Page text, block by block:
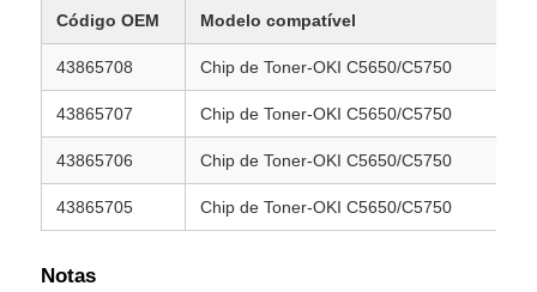
Fale Conosco
notícias
Todos os casos
Código OEM Modelo compatível
43865708 Chip de Toner-OKI C5650/C5750
43865707 Chip de Toner-OKI C5650/C5750
43865706 Chip de Toner-OKI C5650/C5750
43865705 Chip de Toner-OKI C5650/C5750
Notas